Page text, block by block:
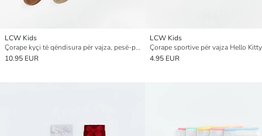
LCW Kids
Çorape kyçi të qëndisura për vajza, pesë-pako
10.95 EUR
LCW Kids
4.95 EUR